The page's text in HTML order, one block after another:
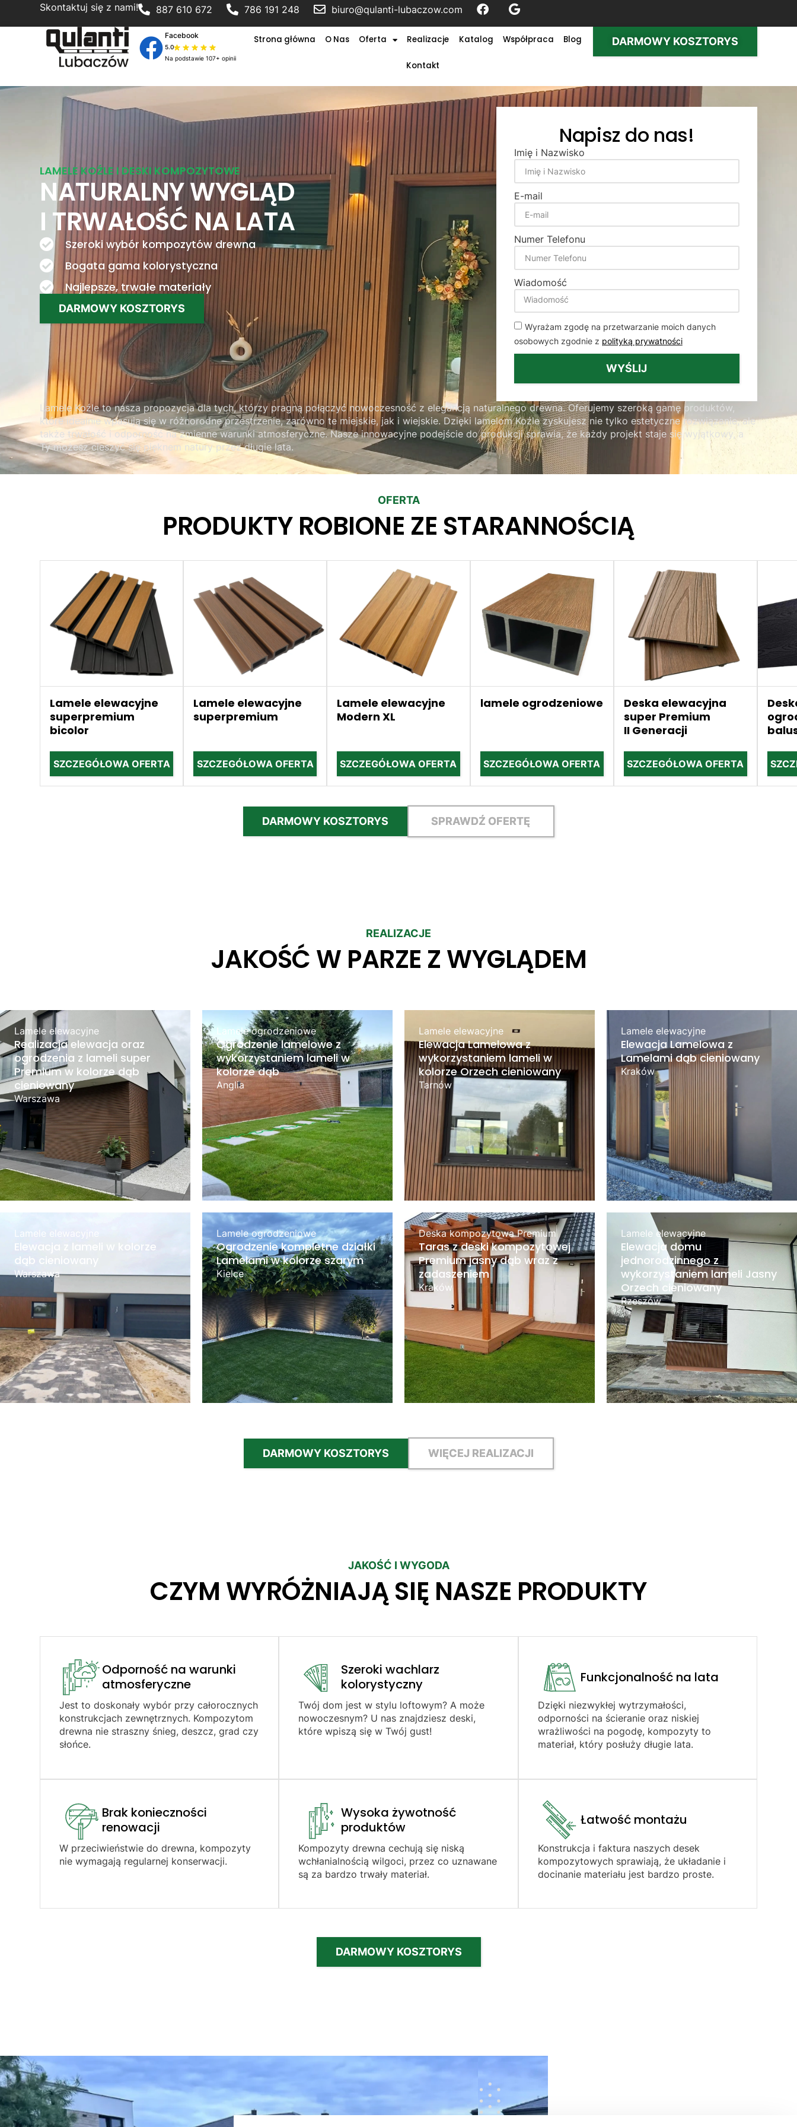
Skontaktuj się z nami! 887 610 672 786 191 248 biuro@qulanti-lubaczow.com
Facebook
5.0
Na podstawie 107+ opinii
Strona główna O Nas Oferta Realizacje Katalog Współpraca Blog
Kontakt
DARMOWY KOSZTORYS
LAMELE KOŹLE I DESKI KOMPOZYTOWE
NATURALNY WYGLĄD
I TRWAŁOŚĆ NA LATA
Szeroki wybór kompozytów drewna
Bogata gama kolorystyczna
Najlepsze, trwałe materiały
DARMOWY KOSZTORYS
Napisz do nas!
Imię i Nazwisko
E-mail
Numer Telefonu
Wiadomość
Wyrażam zgodę na przetwarzanie moich danych
osobowych zgodnie z polityką prywatności
WYŚLIJ
Lamele Koźle to nasza propozycja dla tych, którzy pragną połączyć nowoczesność z elegancją naturalnego drewna. Oferujemy szeroką gamę produktów,
które idealnie wpasują się w różnorodne przestrzenie, zarówno te miejskie, jak i wiejskie. Dzięki lamelom Koźle zyskujesz nie tylko estetyczne rozwiązanie, ale
także trwałość i odporność na zmienne warunki atmosferyczne. Nasze innowacyjne podejście do produkcji sprawia, że każdy projekt staje się wyjątkowy, a
Ty możesz cieszyć się pięknem natury przez długie lata.
OFERTA
PRODUKTY ROBIONE ZE STARANNOŚCIĄ
Lamele elewacyjne
superpremium
bicolor
SZCZEGÓŁOWA OFERTA
Lamele elewacyjne
superpremium
SZCZEGÓŁOWA OFERTA
Lamele elewacyjne
Modern XL
SZCZEGÓŁOWA OFERTA
lamele ogrodzeniowe
SZCZEGÓŁOWA OFERTA
Deska elewacyjna
super Premium
II Generacji
SZCZEGÓŁOWA OFERTA
DARMOWY KOSZTORYS SPRAWDŹ OFERTĘ
REALIZACJE
JAKOŚĆ W PARZE Z WYGLĄDEM
Lamele elewacyjne
Realizacja elewacja oraz
ogrodzenia z lameli super
Premium w kolorze dąb
cieniowany
Warszawa
Lamele ogrodzeniowe
Ogrodzenie lamelowe z
wykorzystaniem lameli w
kolorze dąb
Anglia
Lamele elewacyjne
Elewacja Lamelowa z
wykorzystaniem lameli w
kolorze Orzech cieniowany
Tarnów
Lamele elewacyjne
Elewacja Lamelowa z
Lamelami dąb cieniowany
Kraków
Lamele elewacyjne
Elewacja z lameli w kolorze
dąb cieniowany
Warszawa
Lamele ogrodzeniowe
Ogrodzenie kompletne działki
Lamelami w kolorze szarym
Kielce
Deska kompozytowa Premium
Taras z deski kompozytowej
Premium jasny dąb wraz z
zadaszeniem
Kraków
Lamele elewacyjne
Elewacja domu
jednorodzinnego z
wykorzystaniem lameli Jasny
Orzech cieniowany
Rzeszów
DARMOWY KOSZTORYS WIĘCEJ REALIZACJI
JAKOŚĆ I WYGODA
CZYM WYRÓŻNIAJĄ SIĘ NASZE PRODUKTY
Odporność na warunki
atmosferyczne​
Jest to doskonały wybór przy całorocznych
konstrukcjach zewnętrznych. Kompozytom
drewna nie straszny śnieg, deszcz, grad czy
słońce.
Szeroki wachlarz
kolorystyczny
Twój dom jest w stylu loftowym? A może
nowoczesnym? U nas znajdziesz deski,
które wpiszą się w Twój gust!
Funkcjonalność na lata
Dzięki niezwykłej wytrzymałości,
odporności na ścieranie oraz niskiej
wrażliwości na pogodę, kompozyty to
materiał, który posłuży długie lata.
Brak konieczności
renowacji​
W przeciwieństwie do drewna, kompozyty
nie wymagają regularnej konserwacji.
Wysoka żywotność
produktów​
Kompozyty drewna cechują się niską
wchłanialnością wilgoci, przez co uznawane
są za bardzo trwały materiał.
Łatwość montażu​
Konstrukcja i faktura naszych desek
kompozytowych sprawiają, że układanie i
docinanie materiału jest bardzo proste.
DARMOWY KOSZTORYS